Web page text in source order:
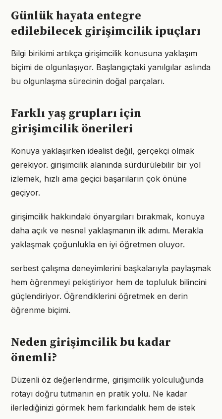
Günlük hayata entegre
edilebilecek girişimcilik ipuçları
Bilgi birikimi artıkça girişimcilik konusuna yaklaşım
biçimi de olgunlaşıyor. Başlangıçtaki yanılgılar aslında
bu olgunlaşma sürecinin doğal parçaları.
Farklı yaş grupları için
girişimcilik önerileri
Konuya yaklaşırken idealist değil, gerçekçi olmak
gerekiyor. girişimcilik alanında sürdürülebilir bir yol
izlemek, hızlı ama geçici başarıların çok önüne
geçiyor.
girişimcilik hakkındaki önyargıları bırakmak, konuya
daha açık ve nesnel yaklaşmanın ilk adımı. Merakla
yaklaşmak çoğunlukla en iyi öğretmen oluyor.
serbest çalışma deneyimlerini başkalarıyla paylaşmak
hem öğrenmeyi pekiştiriyor hem de topluluk bilincini
güçlendiriyor. Öğrendiklerini öğretmek en derin
öğrenme biçimi.
Neden girişimcilik bu kadar
önemli?
Düzenli öz değerlendirme, girişimcilik yolculuğunda
rotayı doğru tutmanın en pratik yolu. Ne kadar
ilerlediğinizi görmek hem farkındalık hem de istek